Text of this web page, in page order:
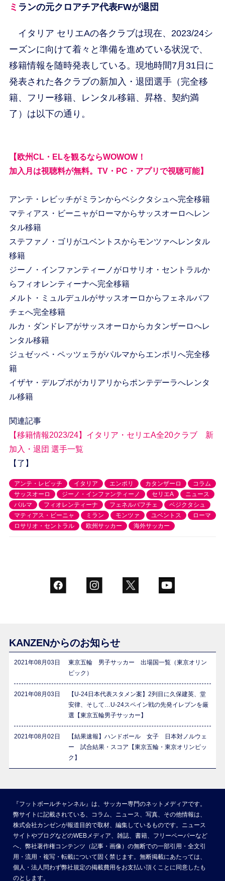
ミランの元クロアチア代表FWが退団
イタリア セリエAの各クラブは現在、2023/24シ
ーズンに向けて着々と準備を進めている状況で、
移籍情報を随時発表している。現地時間7月31日に
発表された各クラブの新加入・退団選手（完全移
籍、フリー移籍、レンタル移籍、昇格、契約満
了）は以下の通り。
【欧州CL・ELを観るならWOWOW！
加入月は視聴料が無料。TV・PC・アプリで視聴可能】
アンテ・レビッチがミランからベシクタシュへ完全移籍
マティアス・ビーニャがローマからサッスオーロへレン
タル移籍
ステファノ・ゴリがユベントスからモンツァへレンタル
移籍
ジーノ・インファンティーノがロサリオ・セントラルか
らフィオレンティーナへ完全移籍
メルト・ミュルデュルがサッスオーロからフェネルバフ
チェへ完全移籍
ルカ・ダンドレアがサッスオーロからカタンザーロへレ
ンタル移籍
ジュゼッペ・ペッツェラがパルマからエンポリへ完全移
籍
イザヤ・デルプポがカリアリからポンテデーラへレンタ
ル移籍
関連記事
【移籍情報2023/24】イタリア・セリエA全20クラブ 新
加入・退団 選手一覧
【了】
アンテ・レビッチ イタリア エンポリ カタンザーロ
コラム
サッスオーロ
ジーノ・インファンティーノ セリエA
ニュース
パルマ
フィオレンティーナ フェネルバフチェ
ベジクタシュ
マティアス・ビーニャ
ミラン モンツァ ユベントス
ローマ
ロサリオ・セントラル
欧州サッカー 海外サッカー
KANZENからのお知らせ
2021年08月03日
東京五輪 男子サッカー 出場国一覧（東京オリン
ピック）
2021年08月03日
【U-24日本代表スタメン案】2列目に久保建英、堂
安律、そして…U-24スペイン戦の先発イレブンを厳
選【東京五輪男子サッカー】
2021年08月02日
【結果速報】ハンドボール 女子 日本対ノルウェ
ー 試合結果・スコア【東京五輪・東京オリンピッ
ク】
『フットボールチャンネル』は、サッカー専門のネットメディアです。
弊サイトに記載されている、コラム、ニュース、写真、その他情報は、
株式会社カンゼンが報道目的で取材、編集しているものです。ニュース
サイトやブログなどのWEBメディア、雑誌、書籍、フリーペーパーなど
へ、弊社著作権コンテンツ（記事・画像）の無断での一部引用・全文引
用・流用・複写・転載について固く禁じます。無断掲載にあたっては、
個人・法人問わず弊社規定の掲載費用をお支払い頂くことに同意したも
のとします。